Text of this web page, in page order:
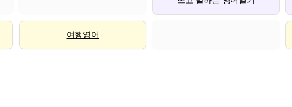
여행영어